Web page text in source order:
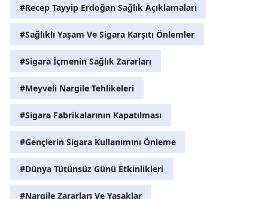
#Recep Tayyip Erdoğan Sağlık Açıklamaları
#Sağlıklı Yaşam Ve Sigara Karşıtı Önlemler
#Sigara İçmenin Sağlık Zararları
#Meyveli Nargile Tehlikeleri
#Sigara Fabrikalarının Kapatılması
#Gençlerin Sigara Kullanımını Önleme
#Dünya Tütünsüz Günü Etkinlikleri
#Nargile Zararları Ve Yasaklar